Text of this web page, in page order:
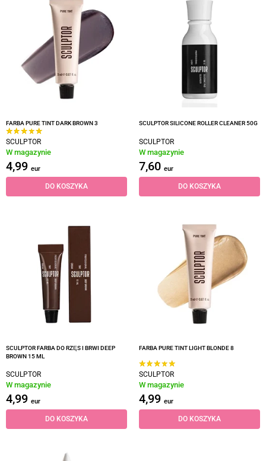
FARBA PURE TINT DARK BROWN 3
SCULPTOR
W magazynie
4,99 eur
DO KOSZYKA
SCULPTOR SILICONE ROLLER CLEANER 50G
SCULPTOR
W magazynie
7,60 eur
DO KOSZYKA
SCULPTOR FARBA DO RZĘS I BRWI DEEP
BROWN 15 ML
SCULPTOR
W magazynie
4,99 eur
DO KOSZYKA
FARBA PURE TINT LIGHT BLONDE 8
SCULPTOR
W magazynie
4,99 eur
DO KOSZYKA